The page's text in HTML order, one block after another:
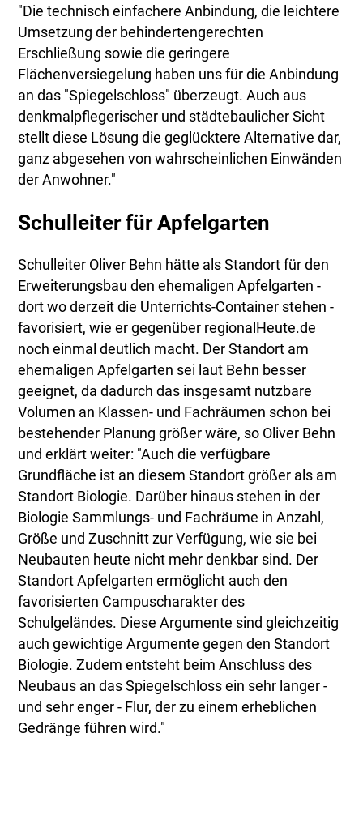
"Die technisch einfachere Anbindung, die leichtere
Umsetzung der behindertengerechten
Erschließung sowie die geringere
Flächenversiegelung haben uns für die Anbindung
an das "Spiegelschloss" überzeugt. Auch aus
denkmalpflegerischer und städtebaulicher Sicht
stellt diese Lösung die geglücktere Alternative dar,
ganz abgesehen von wahrscheinlichen Einwänden
der Anwohner."
Schulleiter für Apfelgarten
Schulleiter Oliver Behn hätte als Standort für den
Erweiterungsbau den ehemaligen Apfelgarten -
dort wo derzeit die Unterrichts-Container stehen -
favorisiert, wie er gegenüber regionalHeute.de
noch einmal deutlich macht. Der Standort am
ehemaligen Apfelgarten sei laut Behn besser
geeignet, da dadurch das insgesamt nutzbare
Volumen an Klassen- und Fachräumen schon bei
bestehender Planung größer wäre, so Oliver Behn
und erklärt weiter: "Auch die verfügbare
Grundfläche ist an diesem Standort größer als am
Standort Biologie. Darüber hinaus stehen in der
Biologie Sammlungs- und Fachräume in Anzahl,
Größe und Zuschnitt zur Verfügung, wie sie bei
Neubauten heute nicht mehr denkbar sind. Der
Standort Apfelgarten ermöglicht auch den
favorisierten Campuscharakter des
Schulgeländes. Diese Argumente sind gleichzeitig
auch gewichtige Argumente gegen den Standort
Biologie. Zudem entsteht beim Anschluss des
Neubaus an das Spiegelschloss ein sehr langer -
und sehr enger - Flur, der zu einem erheblichen
Gedränge führen wird."